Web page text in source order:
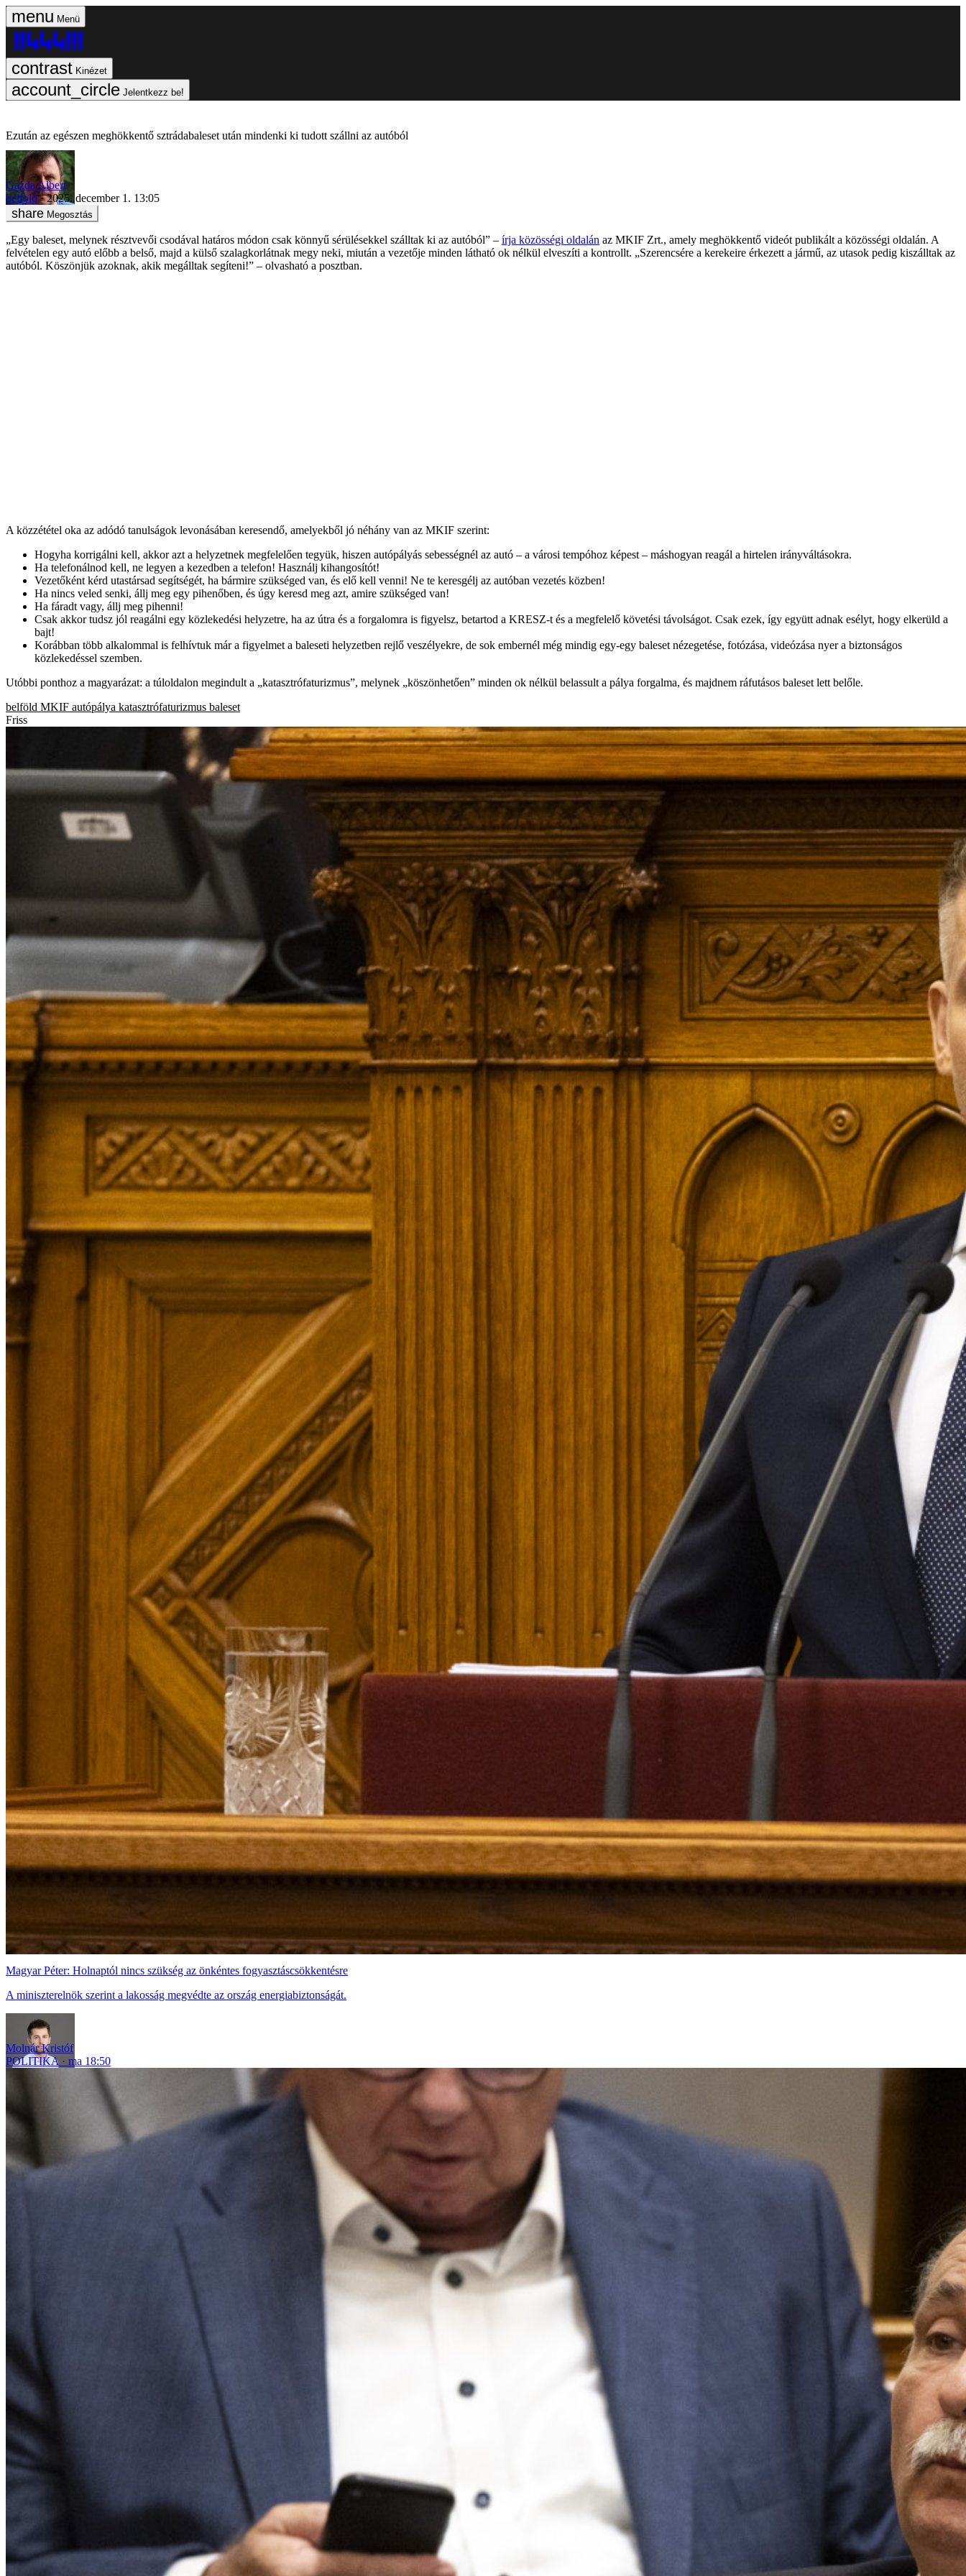
Menü
Kinézet
Jelentkezz be!
Ezután az egészen meghökkentő sztrádabaleset után mindenki ki tudott szállni az autóból
Gazda Albert
belföld
2025. december 1. 13:05
Megosztás
„Egy baleset, melynek résztvevői csodával határos módon csak könnyű sérülésekkel szálltak ki az autóból” – írja közösségi oldalán az MKIF Zrt., amely meghökkentő videót publikált a közösségi oldalán. A
felvételen egy autó előbb a belső, majd a külső szalagkorlátnak megy neki, miután a vezetője minden látható ok nélkül elveszíti a kontrollt. „Szerencsére a kerekeire érkezett a jármű, az utasok pedig kiszálltak az
autóból. Köszönjük azoknak, akik megálltak segíteni!” – olvasható a posztban.
A közzététel oka az adódó tanulságok levonásában keresendő, amelyekből jó néhány van az MKIF szerint:
Hogyha korrigálni kell, akkor azt a helyzetnek megfelelően tegyük, hiszen autópályás sebességnél az autó – a városi tempóhoz képest – máshogyan reagál a hirtelen irányváltásokra.
Ha telefonálnod kell, ne legyen a kezedben a telefon! Használj kihangosítót!
Vezetőként kérd utastársad segítségét, ha bármire szükséged van, és elő kell venni! Ne te keresgélj az autóban vezetés közben!
Ha nincs veled senki, állj meg egy pihenőben, és úgy keresd meg azt, amire szükséged van!
Ha fáradt vagy, állj meg pihenni!
Csak akkor tudsz jól reagálni egy közlekedési helyzetre, ha az útra és a forgalomra is figyelsz, betartod a KRESZ-t és a megfelelő követési távolságot. Csak ezek, így együtt adnak esélyt, hogy elkerüld a
bajt!
Korábban több alkalommal is felhívtuk már a figyelmet a baleseti helyzetben rejlő veszélyekre, de sok embernél még mindig egy-egy baleset nézegetése, fotózása, videózása nyer a biztonságos
közlekedéssel szemben.
Utóbbi ponthoz a magyarázat: a túloldalon megindult a „katasztrófaturizmus”, melynek „köszönhetően” minden ok nélkül belassult a pálya forgalma, és majdnem ráfutásos baleset lett belőle.
belföld MKIF autópálya katasztrófaturizmus baleset
Friss
Magyar Péter: Holnaptól nincs szükség az önkéntes fogyasztáscsökkentésre
A miniszterelnök szerint a lakosság megvédte az ország energiabiztonságát.
Molnár Kristóf
POLITIKA
ma 18:50